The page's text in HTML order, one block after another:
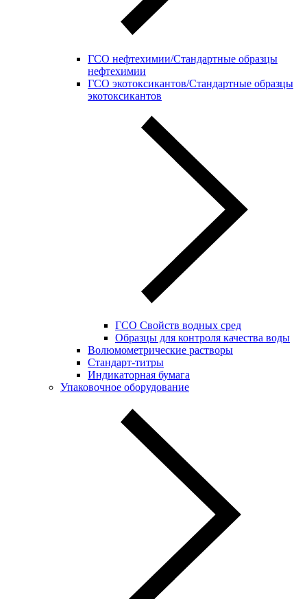
ГСО нефтехимии/Стандартные образцы
нефтехимии
ГСО экотоксикантов/Стандартные образцы
экотоксикантов
ГСО Свойств водных сред
Образцы для контроля качества воды
Волюмометрические растворы
Стандарт-титры
Индикаторная бумага
Упаковочное оборудование